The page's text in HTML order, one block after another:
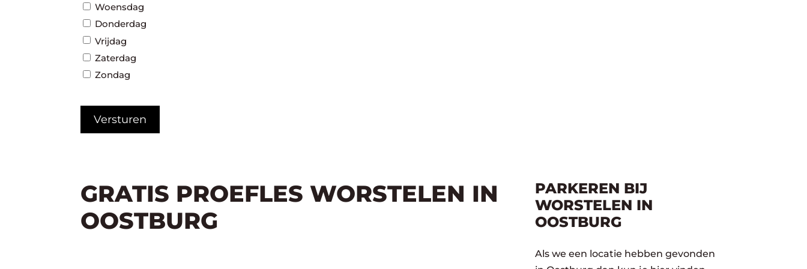
Woensdag
Donderdag
Vrijdag
Zaterdag
Zondag
GRATIS PROEFLES WORSTELEN IN
OOSTBURG
PARKEREN BIJ
WORSTELEN IN
OOSTBURG
Als we een locatie hebben gevonden